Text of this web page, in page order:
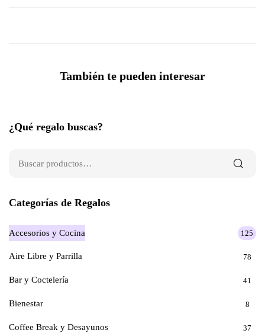
También te pueden interesar
¿Qué regalo buscas?
Categorías de Regalos
Accesorios y Cocina 125
Aire Libre y Parrilla 78
Bar y Coctelería 41
Bienestar 8
Coffee Break y Desayunos 37